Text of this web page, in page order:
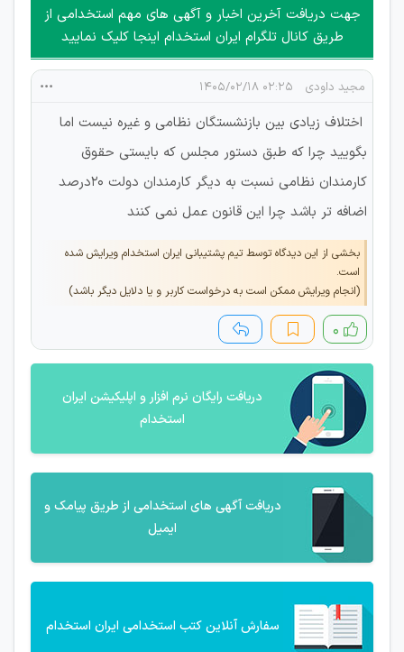
امکان هماهنگی برای هرگونه ملاقات حضوری چه به صورت دسته
جمعی و چه فردی توسط کاربران سایت وجود ندارد.
جهت دریافت آخرین اخبار و آگهی های مهم استخدامی از
طریق کانال تلگرام ایران استخدام اینجا کلیک نمایید
مجید داودی ۰۲:۲۵ ۱۴۰۵/۰۲/۱۸
اختلاف زیادی بین بازنشستگان نظامی و غیره نیست اما
بگویید چرا که طبق دستور مجلس که بایستی حقوق
کارمندان نظامی نسبت به دیگر کارمندان دولت ۲۰درصد
اضافه تر باشد چرا این قانون عمل نمی کنند
بخشی از این دیدگاه توسط تیم پشتیبانی ایران استخدام ویرایش شده
است.
(انجام ویرایش ممکن است به درخواست کاربر و یا دلایل دیگر باشد)
۰
دریافت رایگان نرم افزار و اپلیکیشن ایران
استخدام
دریافت آگهی های استخدامی از طریق پیامک و
ایمیل
سفارش آنلاین کتب استخدامی ایران استخدام